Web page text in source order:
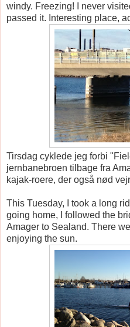
windy. Freezing! I never
passed it. Interesting place,
Tirsdag cyklede jeg forbi
jernbanebroen tilbage fra
kajak-roere, der også nød
This Tuesday, I took a long
going home, I followed the
Amager to Sealand. There
enjoying the sun.